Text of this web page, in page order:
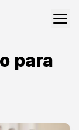
para